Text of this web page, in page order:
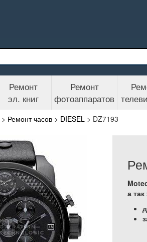
Ремонт
эл. книг
Ремонт
фотоаппаратов
> Ремонт часов > DIESEL > DZ7193
а